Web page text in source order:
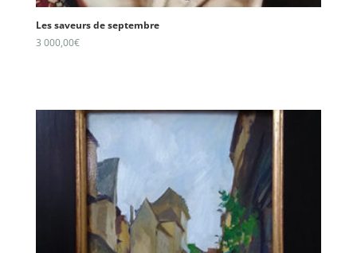
Les saveurs de septembre
3 000,00€